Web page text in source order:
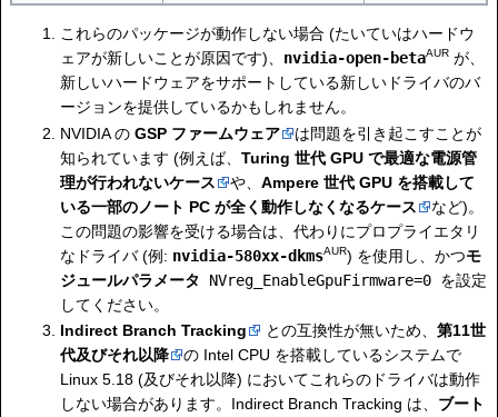
これらのパッケージが動作しない場合 (たいていはハードウ
ェアが新しいことが原因です)、 nvidia-open-betaAURが、
新しいハードウェアをサポートしている新しいドライバのバ
ージョンを提供しているかもしれません。
NVIDIA の GSP ファームウェア
は問題を引き起こすことが
知られています (例えば、 Turing 世代 GPU で最適な電源管
理が行われないケース
や、 Ampere 世代 GPU を搭載して
いる一部のノート PC が全く動作しなくなるケース
など)。
この問題の影響を受ける場合は、代わりにプロプライエタリ
なドライバ (例: nvidia-580xx-dkmsAUR) を使用し、かつモ
ジュールパラメータ
NVreg_EnableGpuFirmware=0 を設定
してください。
Indirect Branch Tracking
との互換性が無いため、 第11世
代及びそれ以降
の Intel CPU を搭載しているシステムで
Linux 5.18 (及びそれ以降) においてこれらのドライバは動作
しない場合があります。Indirect Branch Tracking は、 ブート